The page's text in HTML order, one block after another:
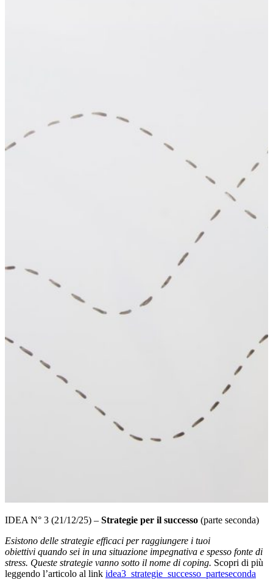
IDEA N° 3 (21/12/25) – Strategie per il successo (parte seconda)
Esistono delle strategie efficaci per raggiungere i tuoi
obiettivi quando sei in una situazione impegnativa e spesso fonte di
stress. Queste strategie vanno sotto il nome di coping. Scopri di più
leggendo l’articolo al link idea3_strategie_successo_parteseconda